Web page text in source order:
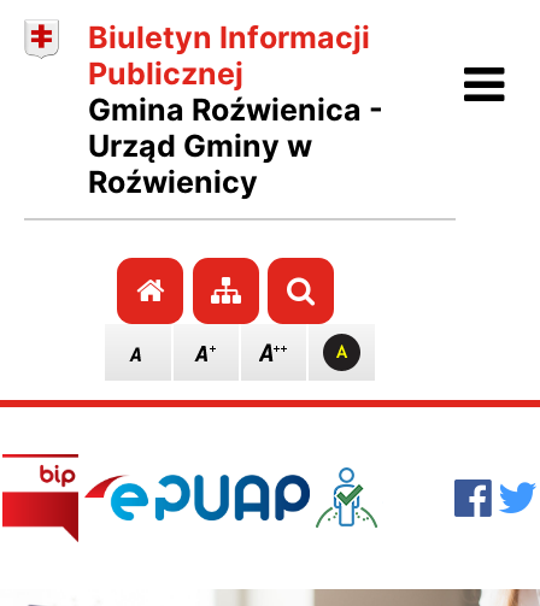
Biuletyn Informacji
Publicznej
Gmina Roźwienica -
Urząd Gminy w
Roźwienicy
Przejdź do strony głównej
Przejdź do mapy
Szukaj